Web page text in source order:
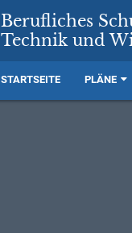
Berufliches
Technik und
STARTSEITE PLÄNE